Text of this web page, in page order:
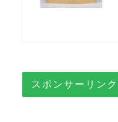
スポンサーリンク